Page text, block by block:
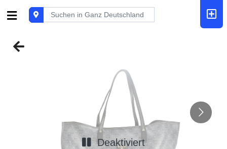
Deaktiviert